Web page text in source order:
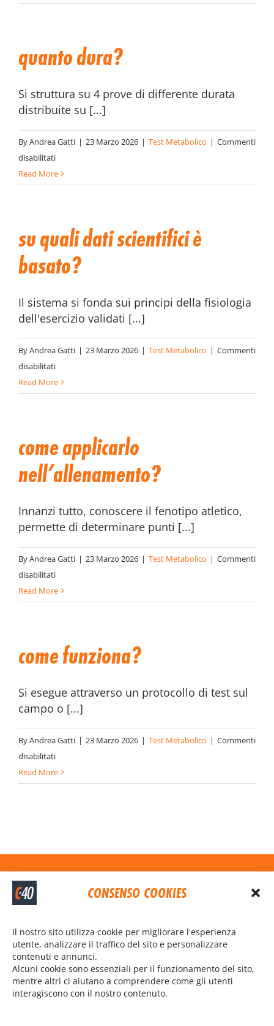
CONSENSO COOKIES
Il nostro sito utilizza cookie per migliorare l'esperienza
utente, analizzare il traffico del sito e personalizzare
contenuti e annunci.
Alcuni cookie sono essenziali per il funzionamento del sito,
mentre altri ci aiutano a comprendere come gli utenti
interagiscono con il nostro contenuto.
serve
quanto dura?
Si struttura su 4 prove di differente durata
distribuite su [...]
ByAndrea Gatti | 23 Marzo 2026 | Test Metabolico | Commenti
disabilitatisu
Quanto
dura?
Read More
su quali dati scientifici è
basato?
Il sistema si fonda sui principi della fisiologia
dell'esercizio validati [...]
ByAndrea Gatti | 23 Marzo 2026 | Test Metabolico | Commenti
disabilitatisu
Su
quali
è
basato?
Read More
come applicarlo
nell’allenamento?
Innanzi tutto, conoscere il fenotipo atletico,
permette di determinare punti [...]
ByAndrea Gatti | 23 Marzo 2026 | Test Metabolico | Commenti
disabilitatisu
Come
applicarlo
Read More
come funziona?
Si esegue attraverso un protocollo di test sul
campo o [...]
ByAndrea Gatti | 23 Marzo 2026 | Test Metabolico | Commenti
disabilitatisu
Come
funziona?
Read More
Contattaci
345 811 5498
I nostri social